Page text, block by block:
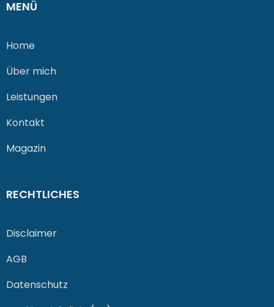
MENÜ
Home
Über mich
Leistungen
Kontakt
Magazin
RECHTLICHES
Disclaimer
AGB
Datenschutz